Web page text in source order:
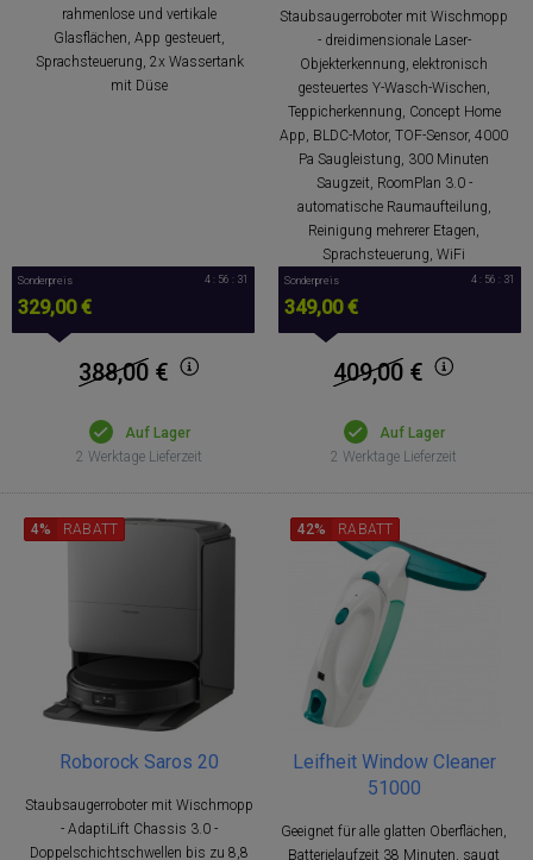
rahmenlose und vertikale
Glasflächen, App gesteuert,
Sprachsteuerung, 2x Wassertank
mit Düse
Sonderpreis
329,00 €
4 : 56 : 30
388,00 €
Auf Lager
2 Werktage Lieferzeit
Staubsaugerroboter mit Wischmopp
- dreidimensionale Laser-
Objekterkennung, elektronisch
gesteuertes Y-Wasch-Wischen,
Teppicherkennung, Concept Home
App, BLDC-Motor, TOF-Sensor, 4000
Pa Saugleistung, 300 Minuten
Saugzeit, RoomPlan 3.0 -
automatische Raumaufteilung,
Reinigung mehrerer Etagen,
Sprachsteuerung, WiFi
Sonderpreis
349,00 €
4 : 56 : 30
409,00 €
Auf Lager
2 Werktage Lieferzeit
Roborock Saros 20
Staubsaugerroboter mit Wischmopp
- AdaptiLift Chassis 3.0 -
Doppelschichtschwellen bis zu 8,8
4% RABATT
Leifheit Window Cleaner
51000
Geeignet für alle glatten Oberflächen,
Batterielaufzeit 38 Minuten, saugt
42% RABATT